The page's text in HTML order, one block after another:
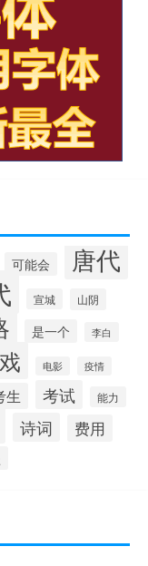
可能会 唐代
宣城 山阴
是一个 李白
电影 疫情
生 考试 能力
诗词 费用